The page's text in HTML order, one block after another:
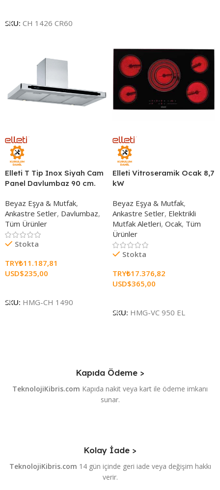
SKU: CH 1426 CR60
Elleti T Tip Inox Siyah Cam
Panel Davlumbaz 90 cm.
Beyaz Eşya & Mutfak,
Ankastre Setler, Davlumbaz,
Tüm Ürünler
Stokta
TRY₺11.187,81
USD$235,00
SKU: HMG-CH 1490
Elleti Vitroseramik Ocak 8,7
kW
Beyaz Eşya & Mutfak,
Ankastre Setler, Elektrikli
Mutfak Aletleri, Ocak, Tüm
Ürünler
Stokta
TRY₺17.376,82
USD$365,00
SKU: HMG-VC 950 EL
Kapıda Ödeme >
TeknolojiKibris.com Kapıda nakit veya kart ile ödeme imkanı
sunar.
Kolay İade >
TeknolojiKibris.com 14 gün içinde geri iade veya değişim hakkı
verir.